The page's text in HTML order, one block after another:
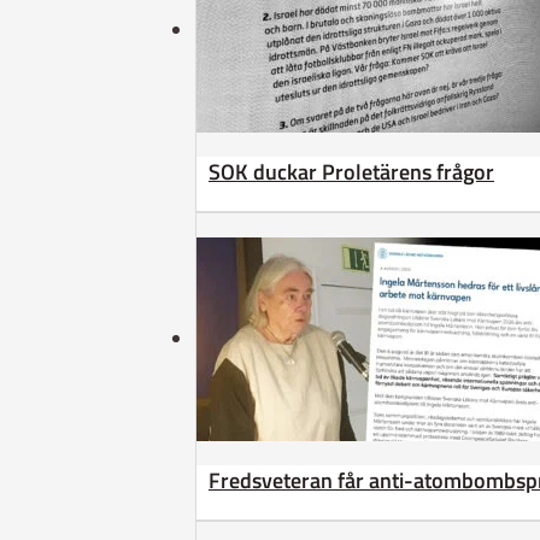
SOK duckar Proletärens frågor
Fredsveteran får anti-